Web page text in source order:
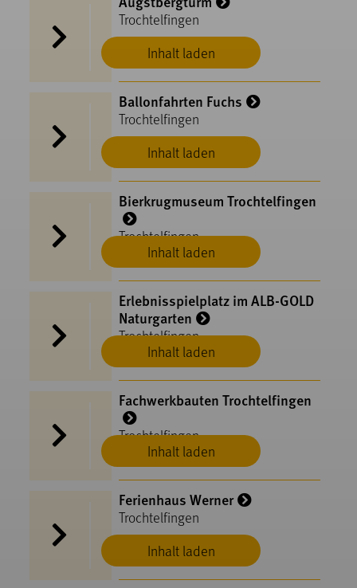
Inhalt laden
Trochtelfingen
Inhalt laden
Ballonfahrten Fuchs
Trochtelfingen
Inhalt laden
Bierkrugmuseum Trochtelfingen
Trochtelfingen
Inhalt laden
Erlebnisspielplatz im ALB-GOLD
Naturgarten
Trochtelfingen
Inhalt laden
Fachwerkbauten Trochtelfingen
Trochtelfingen
Inhalt laden
Ferienhaus Werner
Trochtelfingen